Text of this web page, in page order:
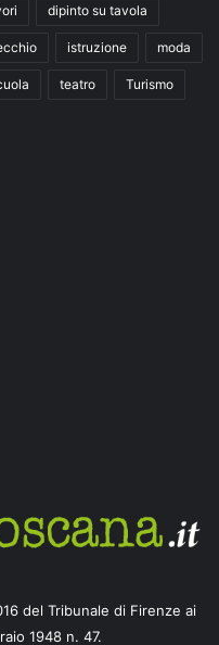
dipinto su tavola
istruzione moda
teatro Turismo
del Tribunale di Firenze ai
1948 n. 47.